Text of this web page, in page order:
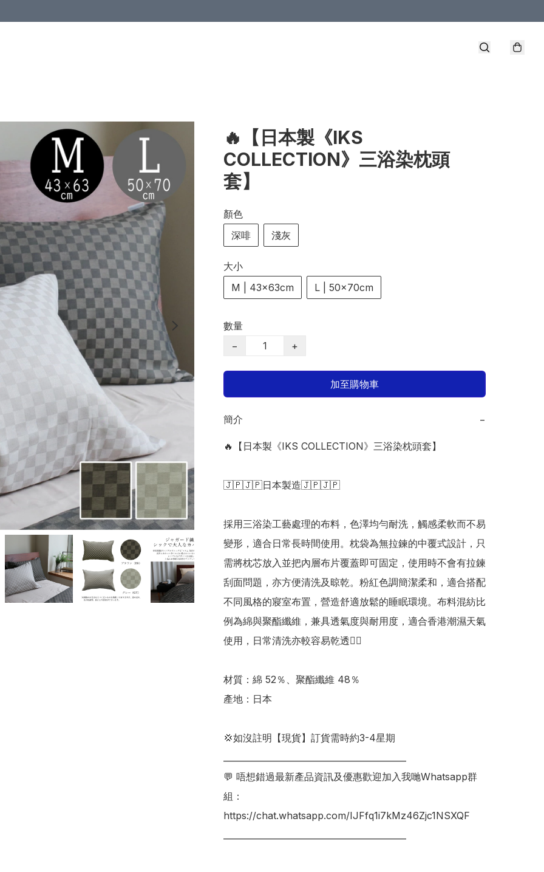
🔥【日本製《IKS
COLLECTION》三浴染枕頭
套】
顏色
深啡
淺灰
大小
M | 43×63cm
L | 50x70cm
數量
−
+
加至購物車
簡介 −
🔥【日本製《IKS COLLECTION》三浴染枕頭套】
🇯🇵🇯🇵日本製造🇯🇵🇯🇵
採用三浴染工藝處理的布料，色澤均勻耐洗，觸感柔軟而不易
變形，適合日常長時間使用。枕袋為無拉鍊的中覆式設計，只
需將枕芯放入並把內層布片覆蓋即可固定，使用時不會有拉鍊
刮面問題，亦方便清洗及晾乾。粉紅色調簡潔柔和，適合搭配
不同風格的寢室布置，營造舒適放鬆的睡眠環境。布料混紡比
例為綿與聚酯纖維，兼具透氣度與耐用度，適合香港潮濕天氣
使用，日常清洗亦較容易乾透👍🏻
材質：綿 52％、聚酯纖維 48％
產地：日本
💢如沒註明【現貨】訂貨需時約3-4星期
💬 唔想錯過最新產品資訊及優惠歡迎加入我哋Whatsapp群
組：
https://chat.whatsapp.com/IJFfq1i7kMz46Zjc1NSXQF